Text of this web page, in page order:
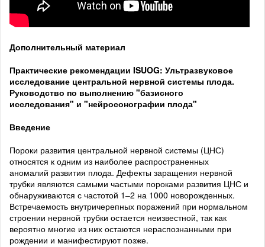
Дополнительный материал
Практические рекомендации ISUOG: Ультразвуковое
исследование центральной нервной системы плода.
Руководство по выполнению "базисного
исследования" и "нейросонографии плода"
Введение
Пороки развития центральной нервной системы (ЦНС)
относятся к одним из наиболее распространенных
аномалий развития плода. Дефекты заращения нервной
трубки являются самыми частыми пороками развития ЦНС и
обнаруживаются с частотой 1–2 на 1000 новорожденных.
Встречаемость внутричерепных поражений при нормальном
строении нервной трубки остается неизвестной, так как
вероятно многие из них остаются нераспознанными при
рождении и манифестируют позже.